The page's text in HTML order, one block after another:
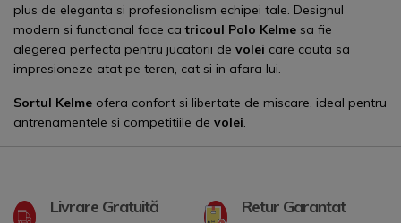
plus de eleganta si profesionalism echipei tale. Designul
modern si functional face catricoul Polo Kelme sa fie
alegerea perfecta pentru jucatorii de volei care cauta sa
impresioneze atat pe teren, cat si in afara lui.
Sortul Kelme ofera confort si libertate de miscare, ideal pentru
antrenamentele si competitiile de volei.
Livrare Gratuită Retur Garantat